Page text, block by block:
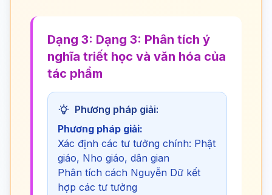
Dạng 3: Dạng 3: Phân tích ý
nghĩa triết học và văn hóa của
tác phẩm
Phương pháp giải:
Phương pháp giải:
Xác định các tư tưởng chính: Phật
giáo, Nho giáo, dân gian
Phân tích cách Nguyễn Dữ kết
hợp các tư tưởng